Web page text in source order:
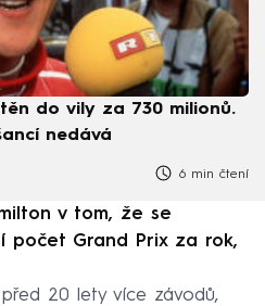
do vily za 730 milionů.
nedává
6 min čtení
v tom, že se
počet Grand Prix za rok,
20 lety více závodů,